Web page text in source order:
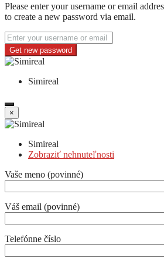
Please enter your username or email
to create a new password via email.
Get new password
Simireal
×
Simireal
Zobraziť nehnuteľnosti
Vaše meno (povinné)
Váš email (povinné)
Telefónne číslo